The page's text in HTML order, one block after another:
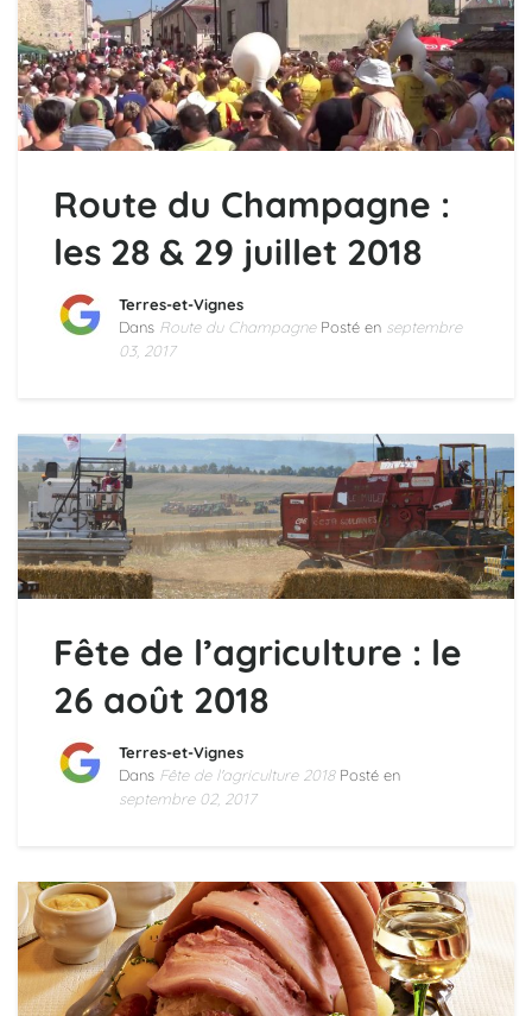
Route du Champagne :
les 28 & 29 juillet 2018
Terres-et-Vignes
Dans Route du ChampagnePosté en septembre
03, 2017
Fête de l’agriculture : le
26 août 2018
Terres-et-Vignes
Dans Fête de l'agriculture 2018Posté en
septembre 02, 2017